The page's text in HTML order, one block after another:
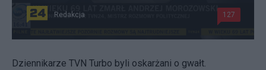
Redakcja 127
Dziennikarze TVN Turbo byli oskarżani o gwałt.